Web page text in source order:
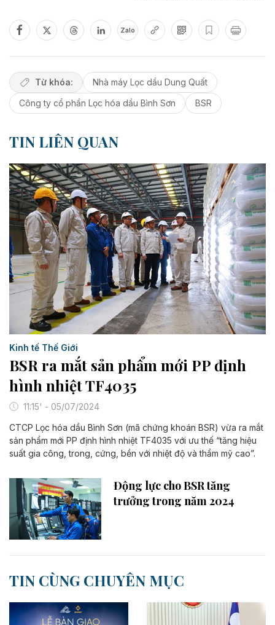
Zalo
Từ khóa:
Nhà máy Lọc dầu Dung Quất
Công ty cổ phần Lọc hóa dầu Bình Sơn
BSR
TIN LIÊN QUAN
Kinh tế Thế Giới
BSR ra mắt sản phẩm mới PP định
hình nhiệt TF4035
11:15' - 05/07/2024
CTCP Lọc hóa dầu Bình Sơn (mã chứng khoán BSR) vừa ra mắt
sản phẩm mới PP định hình nhiệt TF4035 với ưu thế “tăng hiệu
suất gia công, trong, cứng, bền với nhiệt độ và thẩm mỹ cao”.
Động lực cho BSR tăng
trưởng trong năm 2024
TIN CÙNG CHUYÊN MỤC